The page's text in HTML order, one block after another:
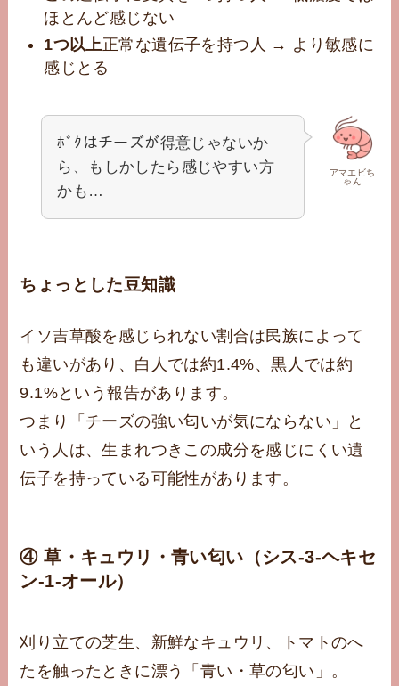
ほとんど感じない
1つ以上正常な遺伝子を持つ人 → より敏感に
感じとる
アマエビち
ゃん
ﾎﾞｸはチーズが得意じゃないか
ら、もしかしたら感じやすい方
かも…
ちょっとした豆知識
イソ吉草酸を感じられない割合は民族によって
も違いがあり、白人では約1.4%、黒人では約
9.1%という報告があります。
つまり「チーズの強い匂いが気にならない」と
いう人は、生まれつきこの成分を感じにくい遺
伝子を持っている可能性があります。
④ 草・キュウリ・青い匂い（シス-3-ヘキセ
ン-1-オール）
刈り立ての芝生、新鮮なキュウリ、トマトのへ
たを触ったときに漂う「青い・草の匂い」。